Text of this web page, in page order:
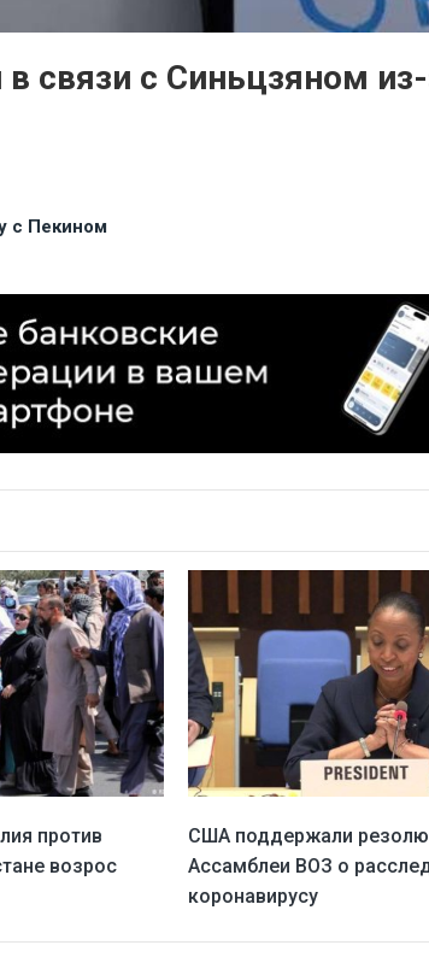
связи с Синьцзяном
с Пекином
против
возрос
США поддержали
Ассамблеи ВОЗ о
коронавирусу